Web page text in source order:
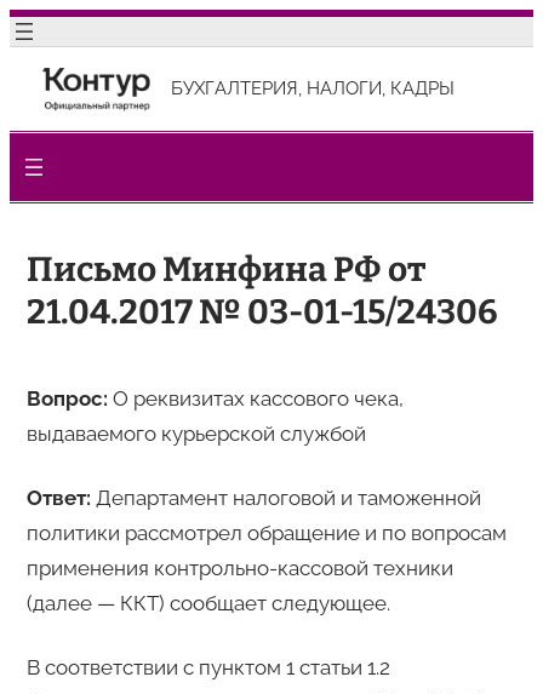
Перейти
содержимому
БУХГАЛТЕРИЯ, НАЛОГИ, КАДРЫ
Письмо Минфина РФ от
21.04.2017 № 03-01-15/24306
Вопрос: О реквизитах кассового чека,
выдаваемого курьерской службой
Ответ: Департамент налоговой и таможенной
политики рассмотрел обращение и по вопросам
применения контрольно-кассовой техники
(далее — ККТ) сообщает следующее.
В соответствии с пунктом 1 статьи 1.2